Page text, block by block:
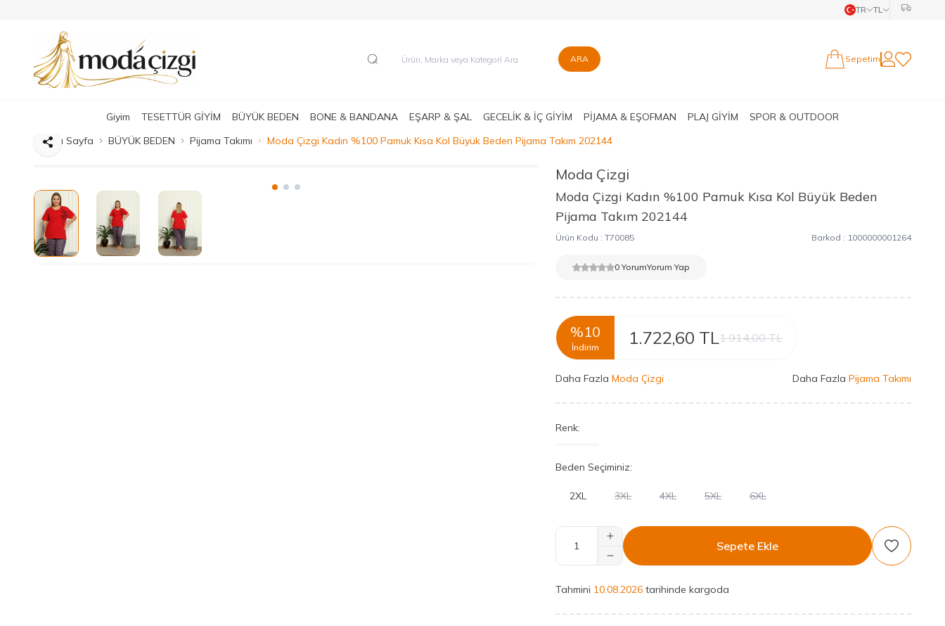
TR TL
ARA SepetimHesabım
Favorilerim
Giyim TESETTÜR GİYİM BÜYÜK BEDEN BONE & BANDANA EŞARP & ŞAL GECELİK & İÇ GİYİM PİJAMA & EŞOFMAN PLAJ GİYİM
SPOR & OUTDOOR
Ana Sayfa
BÜYÜK BEDEN Pijama Takımı Moda Çizgi Kadın %100 Pamuk Kısa Kol Büyük Beden Pijama Takım 202144
Paylaş
Moda Çizgi
Moda Çizgi Kadın %100 Pamuk Kısa Kol Büyük Beden
Pijama Takım 202144
Ürün Kodu : T70085 Barkod : 1000000001264
0 YorumYorum Yap
%10
İndirim 1.722,60 TL1.914,00TL
Daha Fazla Moda Çizgi Daha Fazla Pijama Takımı
Renk:
Beden Seçiminiz:
2XL 3XL 4XL 5XL 6XL
Sepete Ekle Favoriye
Tahmini 10.08.2026 tarihinde kargoda